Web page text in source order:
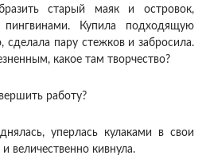
старый маяк и островок,
пингвинами. Купила подходящую
сделала пару стежков и забросила.
какое там творчество?
работу?
уперлась кулаками в свои
величественно кивнула.